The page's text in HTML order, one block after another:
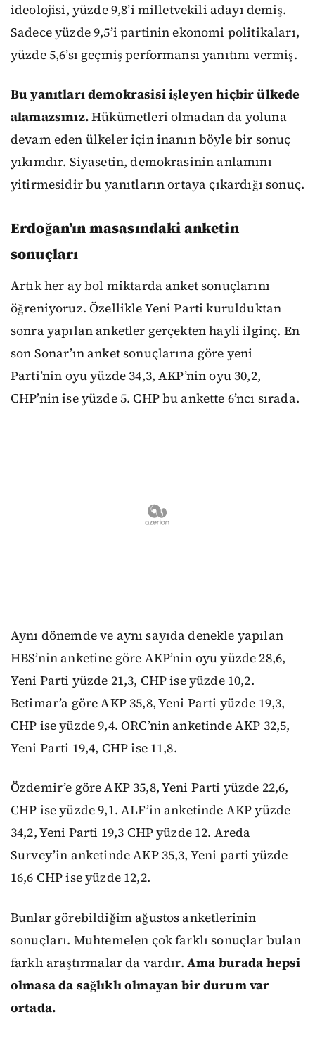
ideolojisi, yüzde 9,8’i milletvekili adayı demiş.
Sadece yüzde 9,5’i partinin ekonomi politikaları,
yüzde 5,6’sı geçmiş performansı yanıtını vermiş.
Bu yanıtları demokrasisi işleyen hiçbir ülkede
alamazsınız.Hükümetleri olmadan da yoluna
devam eden ülkeler için inanın böyle bir sonuç
yıkımdır. Siyasetin, demokrasinin anlamını
yitirmesidir bu yanıtların ortaya çıkardığı sonuç.
Erdoğan’ın masasındaki anketin
sonuçları
Artık her ay bol miktarda anket sonuçlarını
öğreniyoruz. Özellikle Yeni Parti kurulduktan
sonra yapılan anketler gerçekten hayli ilginç. En
son Sonar’ın anket sonuçlarına göre yeni
Parti’nin oyu yüzde 34,3, AKP’nin oyu 30,2,
CHP’nin ise yüzde 5. CHP bu ankette 6’ncı sırada.
Aynı dönemde ve aynı sayıda denekle yapılan
HBS’nin anketine göre AKP’nin oyu yüzde 28,6,
Yeni Parti yüzde 21,3, CHP ise yüzde 10,2.
Betimar’a göre AKP 35,8, Yeni Parti yüzde 19,3,
CHP ise yüzde 9,4. ORC’nin anketinde AKP 32,5,
Yeni Parti 19,4, CHP ise 11,8.
Özdemir’e göre AKP 35,8, Yeni Parti yüzde 22,6,
CHP ise yüzde 9,1. ALF’in anketinde AKP yüzde
34,2, Yeni Parti 19,3 CHP yüzde 12. Areda
Survey’in anketinde AKP 35,3, Yeni parti yüzde
16,6 CHP ise yüzde 12,2.
Bunlar görebildiğim ağustos anketlerinin
sonuçları. Muhtemelen çok farklı sonuçlar bulan
farklı araştırmalar da vardır. Ama burada hepsi
olmasa da sağlıklı olmayan bir durum var
ortada.